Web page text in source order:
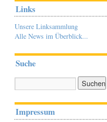
Links
Unsere Linksammlung
Alle News im Überblick...
Suche
Impressum